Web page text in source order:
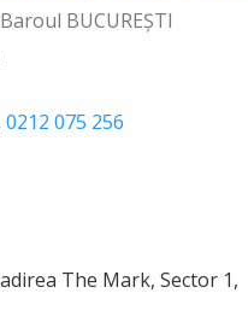
BUCUREȘTI
0212 075 256
The Mark, Sector 1,